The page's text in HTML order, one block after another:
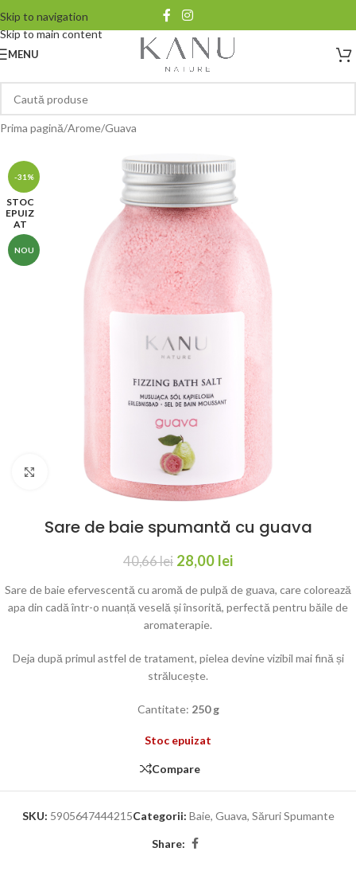
Skip to navigation
Skip to main content
MENU
Prima pagină/Arome/Guava
-31%
STOC
EPUIZ
AT
NOU
Click to enlarge
Sare de baie spumantă cu guava
40,66lei 28,00 lei
Sare de baie efervescentă cu aromă de pulpă de guava, care colorează
apa din cadă într-o nuanță veselă și însorită, perfectă pentru băile de
aromaterapie.
Deja după primul astfel de tratament, pielea devine vizibil mai fină și
strălucește.
Cantitate: 250g
Stoc epuizat
Compare
SKU: 5905647444215Categorii: Baie, Guava, Săruri Spumante
Share: